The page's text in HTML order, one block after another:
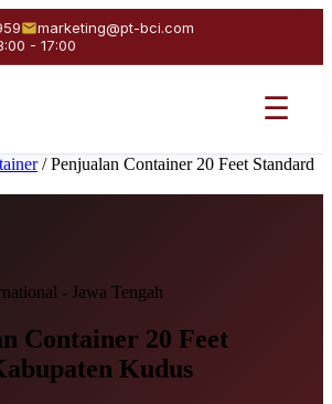
marketing@pt-bci.com
- 17:00
☰
/ Penjualan Container 20 Feet Standard
- Jawa Tengah
Container 20 Feet
Kudus